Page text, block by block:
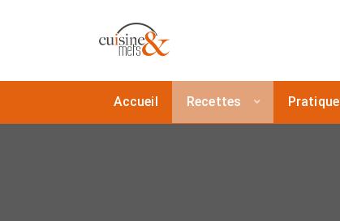
Accueil Recettes Pratique